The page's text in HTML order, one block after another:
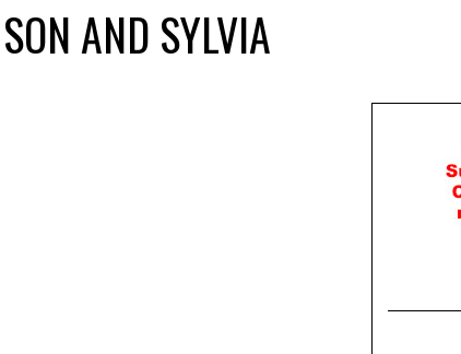
SON AND SYLVIA